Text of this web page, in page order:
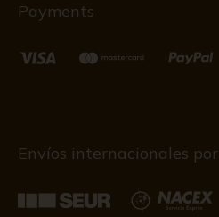
Payments
Envíos internacionales por